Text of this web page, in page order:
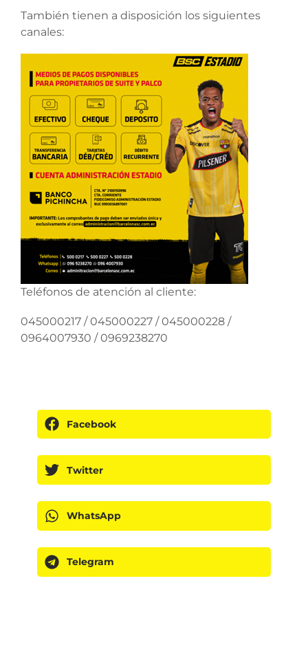
También tienen a disposición los siguientes
canales:
Teléfonos de atención al cliente:
045000217 / 045000227 / 045000228 /
0964007930 / 0969238270
Facebook
Twitter
WhatsApp
Telegram